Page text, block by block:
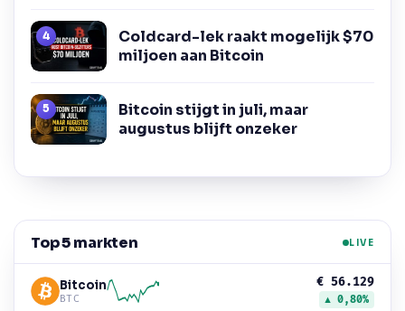
Coldcard-lek raakt mogelijk $70
miljoen aan Bitcoin
Bitcoin stijgt in juli, maar
augustus blijft onzeker
Top 5 markten LIVE
Bitcoin
BTC
€ 56.129
▲ 0,80%